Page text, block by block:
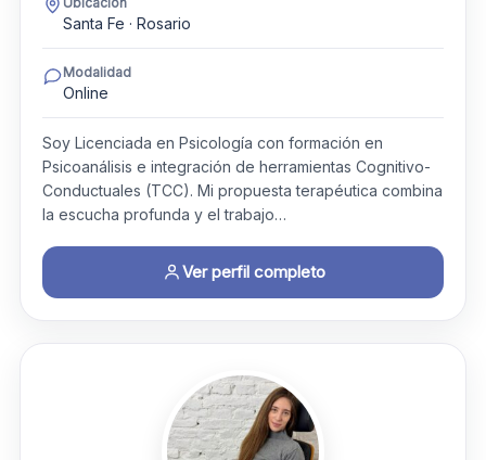
Santa Fe · Rosario
Modalidad
Online
Soy Licenciada en Psicología con formación en
Psicoanálisis e integración de herramientas Cognitivo-
Conductuales (TCC). Mi propuesta terapéutica combina
la escucha profunda y el trabajo…
Ver perfil completo